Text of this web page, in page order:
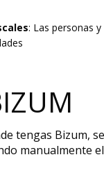
: Las personas
tengas Bizum,
manualmente